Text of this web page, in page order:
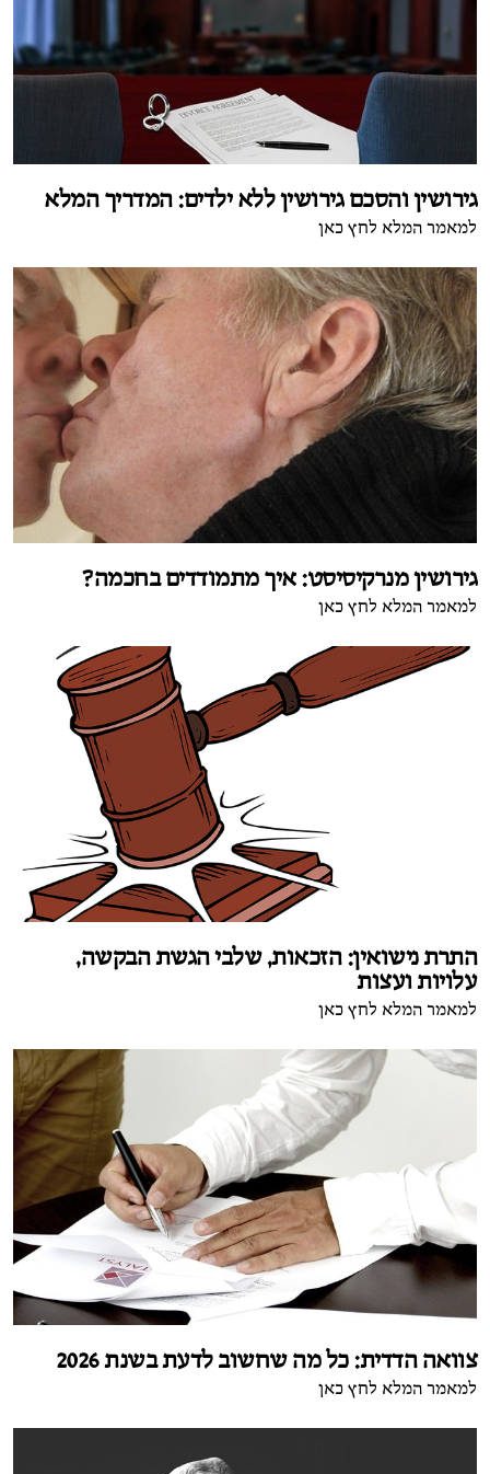
גירושין והסכם גירושין ללא ילדים: המדריך המלא
למאמר המלא לחץ כאן
גירושין מנרקיסיסט: איך מתמודדים בחכמה?
למאמר המלא לחץ כאן
התרת נישואין: הזכאות, שלבי הגשת הבקשה,
עלויות ועצות
למאמר המלא לחץ כאן
צוואה הדדית: כל מה שחשוב לדעת בשנת 2026
למאמר המלא לחץ כאן